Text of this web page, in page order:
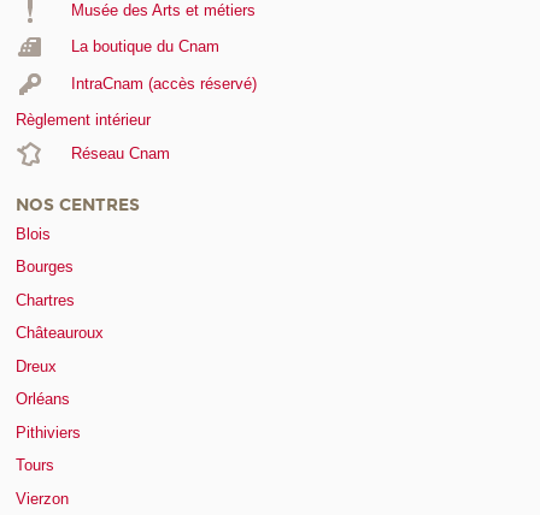
Musée des Arts et métiers
La boutique du Cnam
IntraCnam (accès réservé)
Règlement intérieur
Réseau Cnam
NOS CENTRES
Blois
Bourges
Chartres
Châteauroux
Dreux
Orléans
Pithiviers
Tours
Vierzon